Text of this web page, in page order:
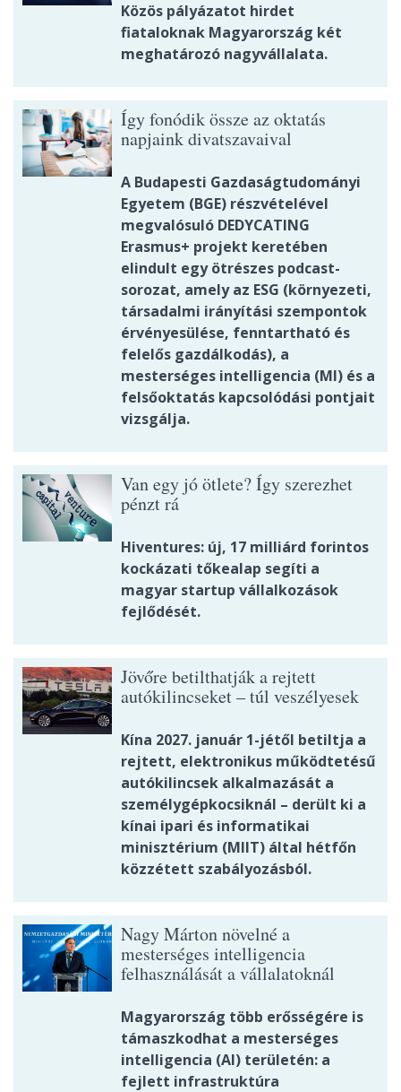
Közös pályázatot hirdet
fiataloknak Magyarország két
meghatározó nagyvállalata.
Így fonódik össze az oktatás
napjaink divatszavaival
A Budapesti Gazdaságtudományi
Egyetem (BGE) részvételével
megvalósuló DEDYCATING
Erasmus+ projekt keretében
elindult egy ötrészes podcast-
sorozat, amely az ESG (környezeti,
társadalmi irányítási szempontok
érvényesülése, fenntartható és
felelős gazdálkodás), a
mesterséges intelligencia (MI) és a
felsőoktatás kapcsolódási pontjait
vizsgálja.
Van egy jó ötlete? Így szerezhet
pénzt rá
Hiventures: új, 17 milliárd forintos
kockázati tőkealap segíti a
magyar startup vállalkozások
fejlődését.
Jövőre betilthatják a rejtett
autókilincseket – túl veszélyesek
Kína 2027. január 1-jétől betiltja a
rejtett, elektronikus működtetésű
autókilincsek alkalmazását a
személygépkocsiknál – derült ki a
kínai ipari és informatikai
minisztérium (MIIT) által hétfőn
közzétett szabályozásból.
Nagy Márton növelné a
mesterséges intelligencia
felhasználását a vállalatoknál
Magyarország több erősségére is
támaszkodhat a mesterséges
intelligencia (AI) területén: a
fejlett infrastruktúra